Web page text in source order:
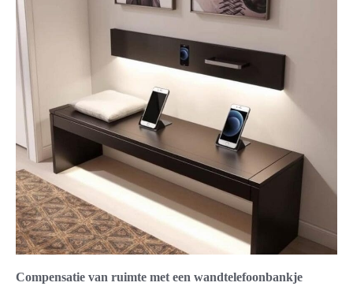
Compensatie van ruimte met een wandtelefoonbankje